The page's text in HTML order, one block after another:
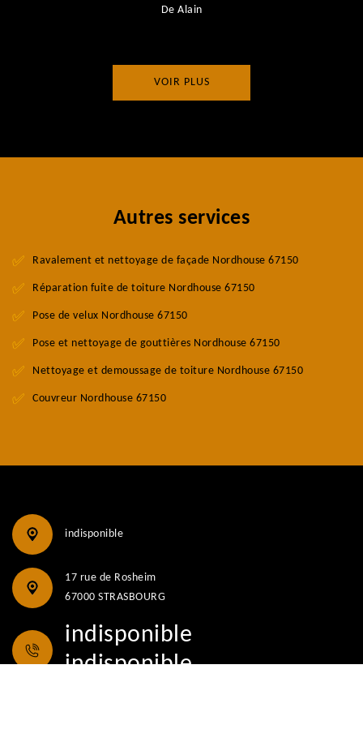
De Alain
VOIR PLUS
Autres services
Ravalement et nettoyage de façade Nordhouse 67150
Réparation fuite de toiture Nordhouse 67150
Pose de velux Nordhouse 67150
Pose et nettoyage de gouttières Nordhouse 67150
Nettoyage et demoussage de toiture Nordhouse 67150
Couvreur Nordhouse 67150
indisponible
17 rue de Rosheim
67000 STRASBOURG
indisponible
indisponible